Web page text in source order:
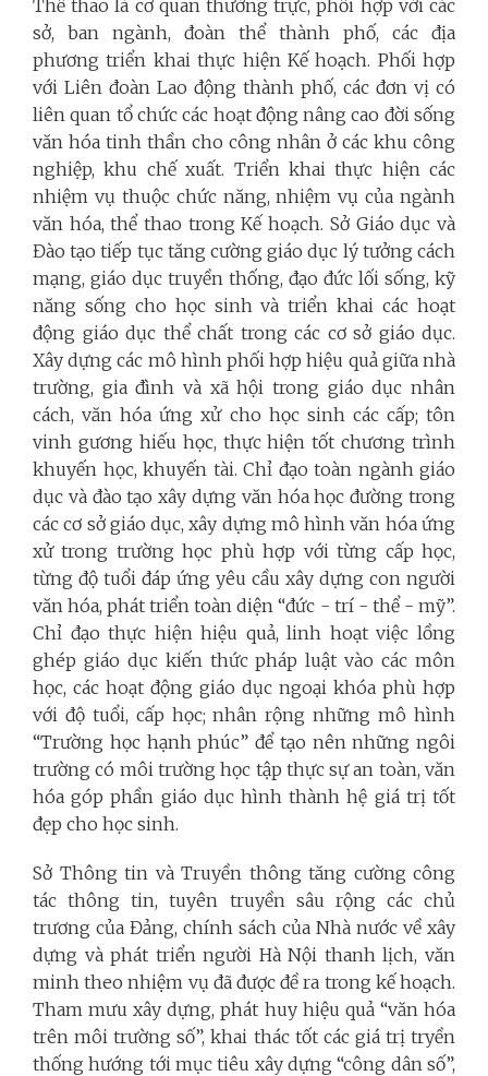
Thể thao là cơ quan thường trực, phối hợp với các
sở, ban ngành, đoàn thể thành phố, các địa
phương triển khai thực hiện Kế hoạch. Phối hợp
với Liên đoàn Lao động thành phố, các đơn vị có
liên quan tổ chức các hoạt động nâng cao đời sống
văn hóa tinh thần cho công nhân ở các khu công
nghiệp, khu chế xuất. Triển khai thực hiện các
nhiệm vụ thuộc chức năng, nhiệm vụ của ngành
văn hóa, thể thao trong Kế hoạch. Sở Giáo dục và
Đào tạo tiếp tục tăng cường giáo dục lý tưởng cách
mạng, giáo dục truyền thống, đạo đức lối sống, kỹ
năng sống cho học sinh và triển khai các hoạt
động giáo dục thể chất trong các cơ sở giáo dục.
Xây dựng các mô hình phối hợp hiệu quả giữa nhà
trường, gia đình và xã hội trong giáo dục nhân
cách, văn hóa ứng xử cho học sinh các cấp; tôn
vinh gương hiếu học, thực hiện tốt chương trình
khuyến học, khuyến tài. Chỉ đạo toàn ngành giáo
dục và đào tạo xây dựng văn hóa học đường trong
các cơ sở giáo dục, xây dựng mô hình văn hóa ứng
xử trong trường học phù hợp với từng cấp học,
từng độ tuổi đáp ứng yêu cầu xây dựng con người
văn hóa, phát triển toàn diện “đức - trí - thể - mỹ”.
Chỉ đạo thực hiện hiệu quả, linh hoạt việc lồng
ghép giáo dục kiến thức pháp luật vào các môn
học, các hoạt động giáo dục ngoại khóa phù hợp
với độ tuổi, cấp học; nhân rộng những mô hình
“Trường học hạnh phúc” để tạo nên những ngôi
trường có môi trường học tập thực sự an toàn, văn
hóa góp phần giáo dục hình thành hệ giá trị tốt
đẹp cho học sinh.
Sở Thông tin và Truyền thông tăng cường công
tác thông tin, tuyên truyền sâu rộng các chủ
trương của Đảng, chính sách của Nhà nước về xây
dựng và phát triển người Hà Nội thanh lịch, văn
minh theo nhiệm vụ đã được đề ra trong kế hoạch.
Tham mưu xây dựng, phát huy hiệu quả “văn hóa
trên môi trường số”, khai thác tốt các giá trị tryền
thống hướng tới mục tiêu xây dựng “công dân số”,